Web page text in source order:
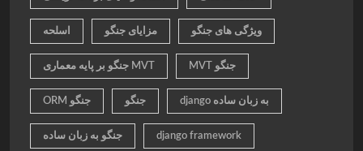
اسلحه مزایای جنگو ویژگی های جنگو
جنگو بر پایه معماری MVT MVT جنگو
ORM جنگو جنگو django به زبان ساده
جنگو به زبان ساده django framework